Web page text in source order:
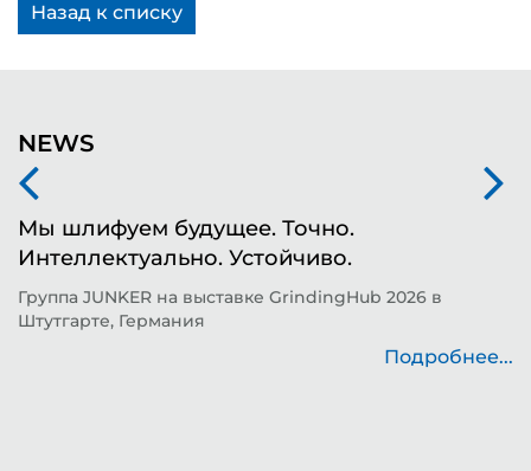
Назад к списку
NEWS
Мы шлифуем будущее. Точно.
Интеллектуально. Устойчиво.
Группа JUNKER на выставке GrindingHub 2026 в
Штутгарте, Германия
Подробнее...